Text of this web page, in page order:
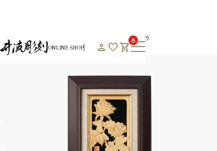
ONLINE SHOP person favoriteshopping_cart
0
HOME 通年商品一覧 バラ